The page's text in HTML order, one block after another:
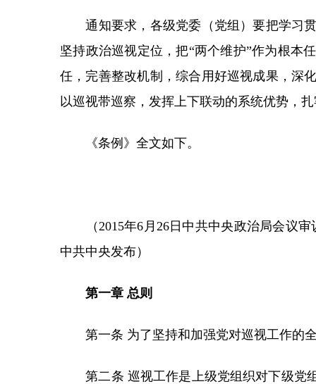
通知要求，各级党委（党组）要把学习贯
坚持政治巡视定位，把“两个维护”作为根本
任，完善整改机制，综合用好巡视成果，深
以巡视带巡察，发挥上下联动的系统优势，
《条例》全文如下。
（2015年6月26日中共中央政治局会议审
中共中央发布）
第一章 总则
第一条 为了坚持和加强党对巡视工作的全
第二条 巡视工作是上级党组织对下级党组